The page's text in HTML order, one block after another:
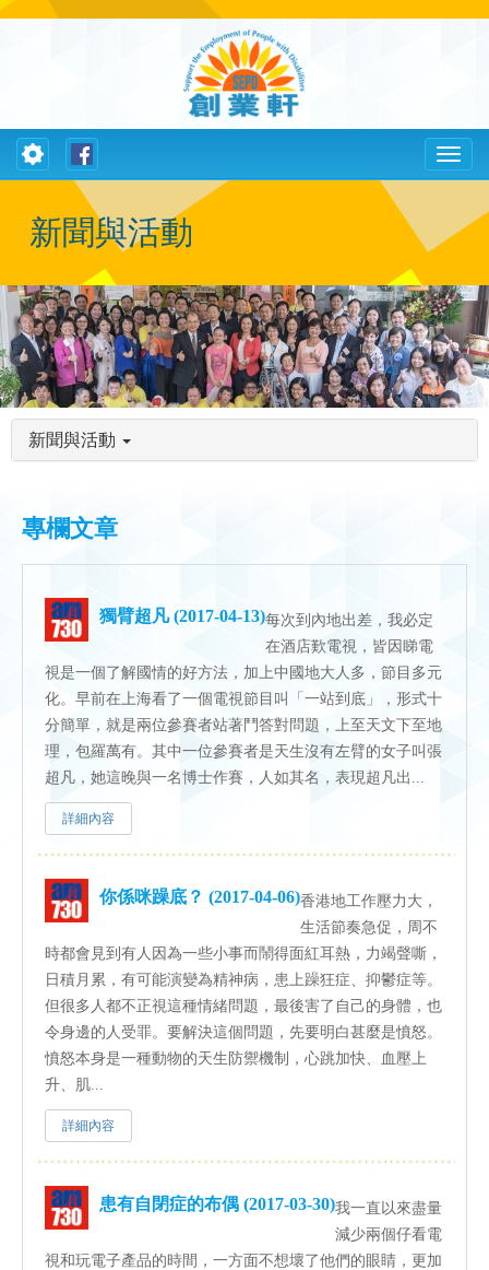
Toggle
Toggle
navigation
新聞與活動
新聞與活動
專欄文章
獨臂超凡 (2017-04-13)每次到內地出差，我必定
在酒店歎電視，皆因睇電
視是一個了解國情的好方法，加上中國地大人多，節目多元
化。早前在上海看了一個電視節目叫「一站到底」，形式十
分簡單，就是兩位參賽者站著鬥答對問題，上至天文下至地
理，包羅萬有。其中一位參賽者是天生沒有左臂的女子叫張
超凡，她這晚與一名博士作賽，人如其名，表現超凡出...
詳細內容
你係咪躁底？ (2017-04-06)香港地工作壓力大，
生活節奏急促，周不
時都會見到有人因為一些小事而鬧得面紅耳熱，力竭聲嘶，
日積月累，有可能演變為精神病，患上躁狂症、抑鬱症等。
但很多人都不正視這種情緒問題，最後害了自己的身體，也
令身邊的人受罪。要解決這個問題，先要明白甚麼是憤怒。
憤怒本身是一種動物的天生防禦機制，心跳加快、血壓上
升、肌...
詳細內容
患有自閉症的布偶 (2017-03-30)我一直以來盡量
減少兩個仔看電
視和玩電子產品的時間，一方面不想壞了他們的眼睛，更加